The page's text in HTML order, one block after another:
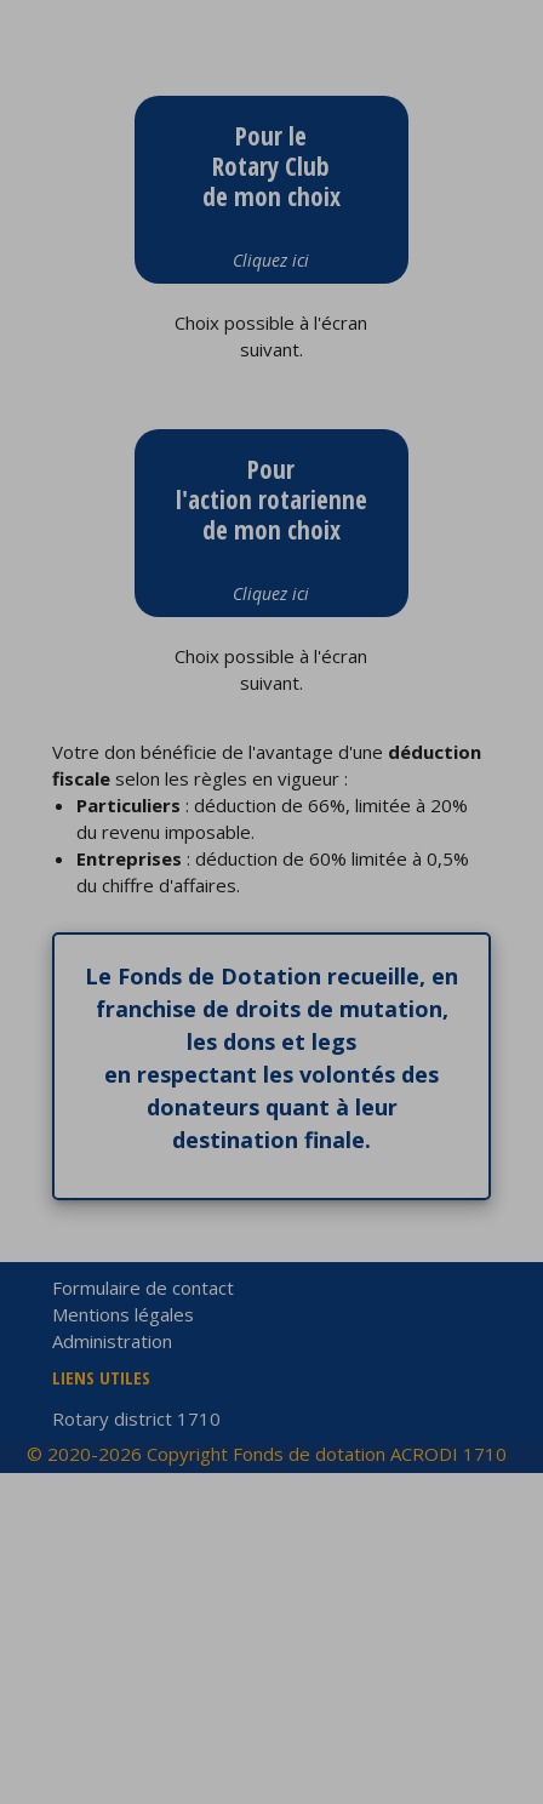
Pour le
Rotary Club
de mon choix
Cliquez ici
Choix possible à l'écran
suivant.
Pour
l'action rotarienne
de mon choix
Cliquez ici
Choix possible à l'écran
suivant.
Votre don bénéficie de l'avantage d'une déduction
fiscale selon les règles en vigueur :
Particuliers : déduction de 66%, limitée à 20%
du revenu imposable.
Entreprises : déduction de 60% limitée à 0,5%
du chiffre d'affaires.
Le Fonds de Dotation recueille, en
franchise de droits de mutation,
les dons et legs
en respectant les volontés des
donateurs quant à leur
destination finale.
Formulaire de contact
Mentions légales
Administration
LIENS UTILES
Rotary district 1710
© 2020-2026 Copyright Fonds de dotation ACRODI 1710